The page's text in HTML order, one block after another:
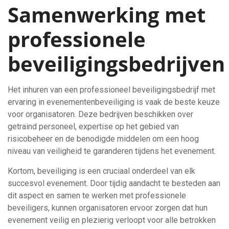
Samenwerking met
professionele
beveiligingsbedrijven
Het inhuren van een professioneel beveiligingsbedrijf met
ervaring in evenementenbeveiliging is vaak de beste keuze
voor organisatoren. Deze bedrijven beschikken over
getraind personeel, expertise op het gebied van
risicobeheer en de benodigde middelen om een hoog
niveau van veiligheid te garanderen tijdens het evenement.
Kortom, beveiliging is een cruciaal onderdeel van elk
succesvol evenement. Door tijdig aandacht te besteden aan
dit aspect en samen te werken met professionele
beveiligers, kunnen organisatoren ervoor zorgen dat hun
evenement veilig en plezierig verloopt voor alle betrokken